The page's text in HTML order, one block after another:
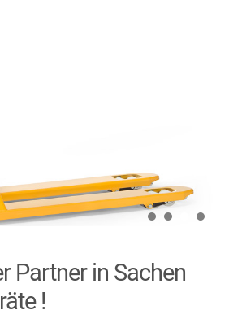
Partner in Sachen
!